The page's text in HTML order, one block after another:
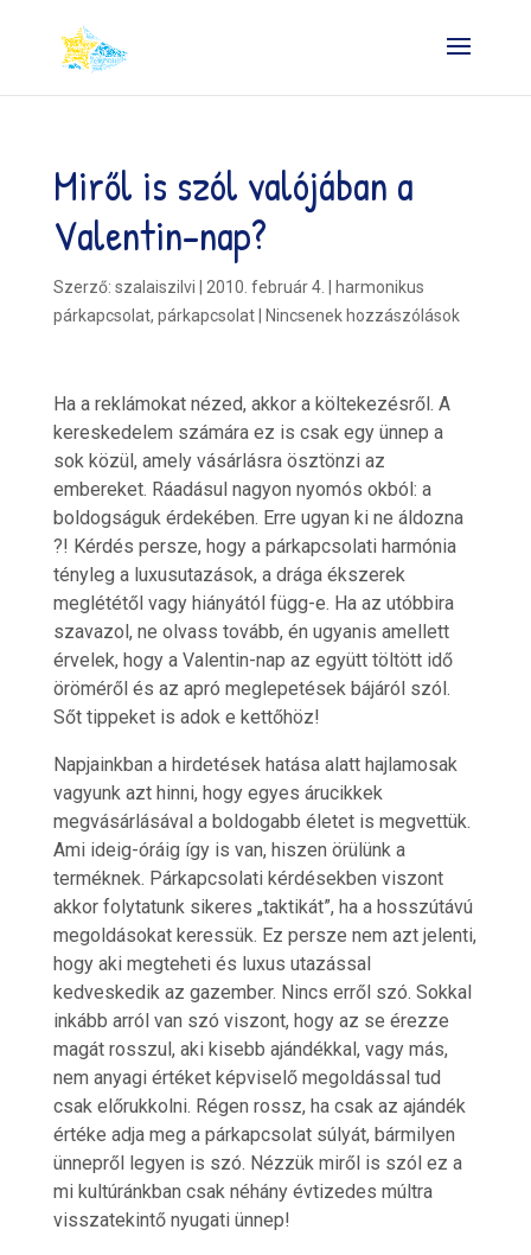
Miről is szól valójában a
Valentin-nap?
Szerző: szalaiszilvi 2010. február 4.
harmonikus
párkapcsolat, párkapcsolat| Nincsenek hozzászólások
Ha a reklámokat nézed, akkor a költekezésről. A
kereskedelem számára ez is csak egy ünnep a
sok közül, amely vásárlásra ösztönzi az
embereket. Ráadásul nagyon nyomós okból: a
boldogságuk érdekében. Erre ugyan ki ne áldozna
?! Kérdés persze, hogy a párkapcsolati harmónia
tényleg a luxusutazások, a drága ékszerek
meglététől vagy hiányától függ-e. Ha az utóbbira
szavazol, ne olvass tovább, én ugyanis amellett
érvelek, hogy a Valentin-nap az együtt töltött idő
öröméről és az apró meglepetések bájáról szól.
Sőt tippeket is adok e kettőhöz!
Napjainkban a hirdetések hatása alatt hajlamosak
vagyunk azt hinni, hogy egyes árucikkek
megvásárlásával a boldogabb életet is megvettük.
Ami ideig-óráig így is van, hiszen örülünk a
terméknek. Párkapcsolati kérdésekben viszont
akkor folytatunk sikeres „taktikát”, ha a hosszútávú
megoldásokat keressük. Ez persze nem azt jelenti,
hogy aki megteheti és luxus utazással
kedveskedik az gazember. Nincs erről szó. Sokkal
inkább arról van szó viszont, hogy az se érezze
magát rosszul, aki kisebb ajándékkal, vagy más,
nem anyagi értéket képviselő megoldással tud
csak előrukkolni. Régen rossz, ha csak az ajándék
értéke adja meg a párkapcsolat súlyát, bármilyen
ünnepről legyen is szó. Nézzük miről is szól ez a
mi kultúránkban csak néhány évtizedes múltra
visszatekintő nyugati ünnep!